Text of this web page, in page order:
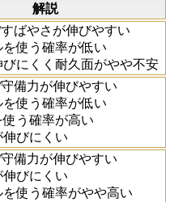
解説
すばやさが伸びやすい
を使う確率が低い
びにくく耐久面がやや不安
守備力が伸びやすい
を使う確率が低い
使う確率が高い
伸びにくい
守備力が伸びやすい
伸びにくい
を使う確率がやや高い